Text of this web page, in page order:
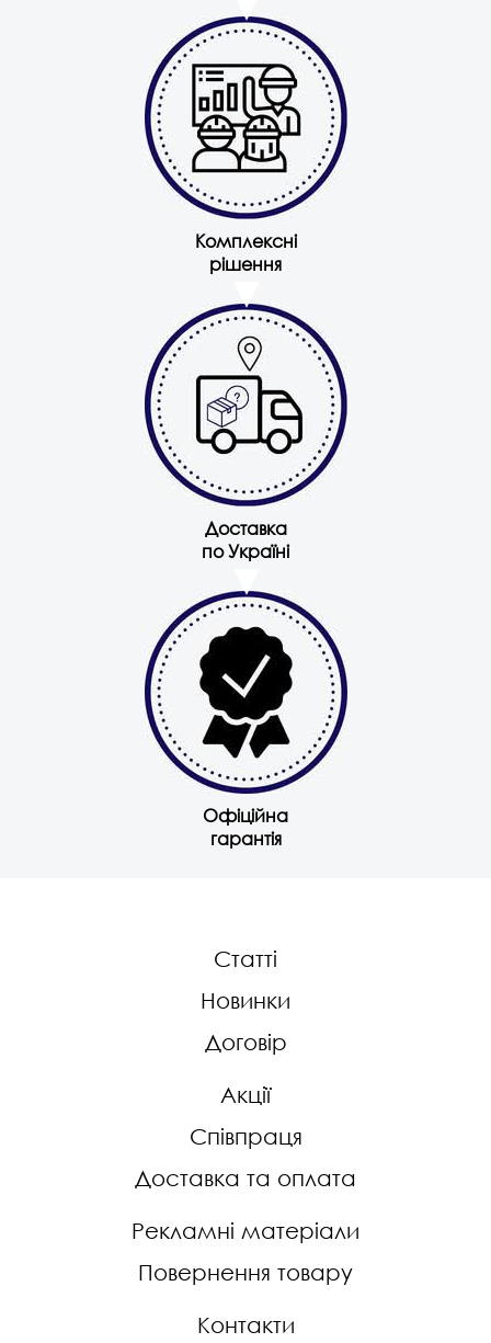
Комплексні
рішення
Доставка
по Україні
Офіційна
гарантія
Статті
Новинки
Договір
Акції
Співпраця
Доставка та оплата
Рекламні матеріали
Повернення товару
Контакти